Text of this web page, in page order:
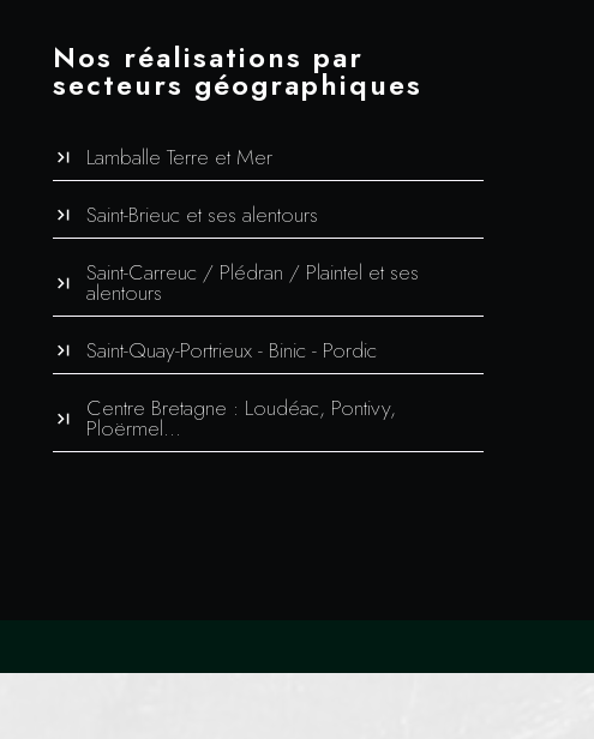
Nos réalisations par
secteurs géographiques
Lamballe Terre et Mer
Saint-Brieuc et ses alentours
Saint-Carreuc / Plédran / Plaintel et ses
alentours
Saint-Quay-Portrieux - Binic - Pordic
Centre Bretagne : Loudéac, Pontivy,
Ploërmel...